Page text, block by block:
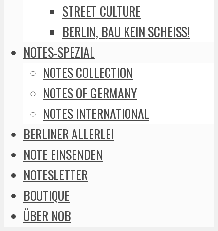
STREET CULTURE
BERLIN, BAU KEIN SCHEISS!
NOTES-SPEZIAL
NOTES COLLECTION
NOTES OF GERMANY
NOTES INTERNATIONAL
BERLINER ALLERLEI
NOTE EINSENDEN
NOTESLETTER
BOUTIQUE
ÜBER NOB